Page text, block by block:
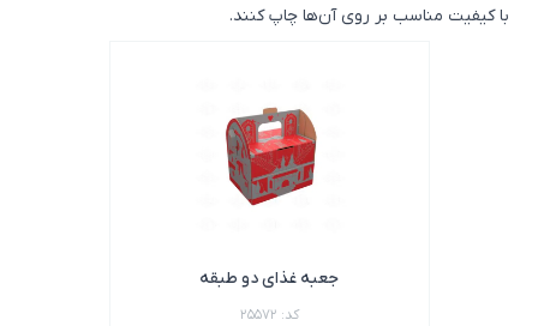
با کیفیت مناسب بر روی آن‌ها چاپ کنند.
جعبه غذای دو طبقه
کد: 25572